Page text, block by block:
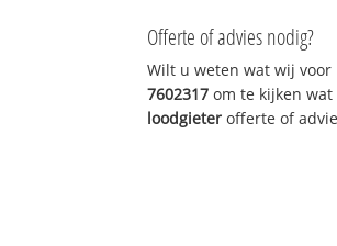
Offerte of advies nodig?
Wilt u weten wat wij
7602317 om te kijken
loodgieter offerte of